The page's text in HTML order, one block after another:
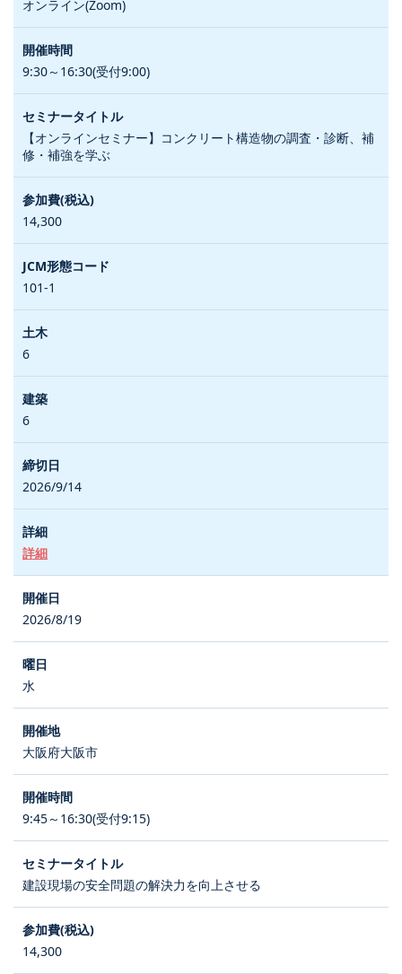
オンライン(Zoom)
9:30～16:30(受付9:00)
【オンラインセミナー】コンクリート構造物の調査・診断、補
修・補強を学ぶ
14,300
101-1
6
6
2026/9/14
詳細
2026/8/19
水
大阪府大阪市
9:45～16:30(受付9:15)
建設現場の安全問題の解決力を向上させる
14,300